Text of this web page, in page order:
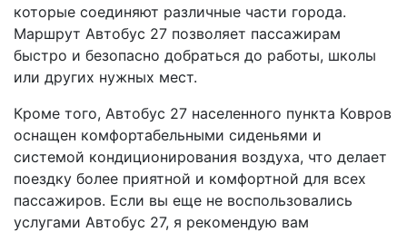
которые соединяют различные части города.
Маршрут Автобус 27 позволяет пассажирам
быстро и безопасно добраться до работы, школы
или других нужных мест.
Кроме того, Автобус 27 населенного пункта Ковров
оснащен комфортабельными сиденьями и
системой кондиционирования воздуха, что делает
поездку более приятной и комфортной для всех
пассажиров. Если вы еще не воспользовались
услугами Автобус 27, я рекомендую вам